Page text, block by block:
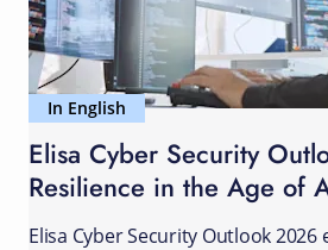
In English
Elisa Cyber Security
Resilience in the Age of
Elisa Cyber Security Outlook 2026